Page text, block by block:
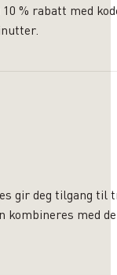
% rabatt med
gir deg tilgang
kombineres med